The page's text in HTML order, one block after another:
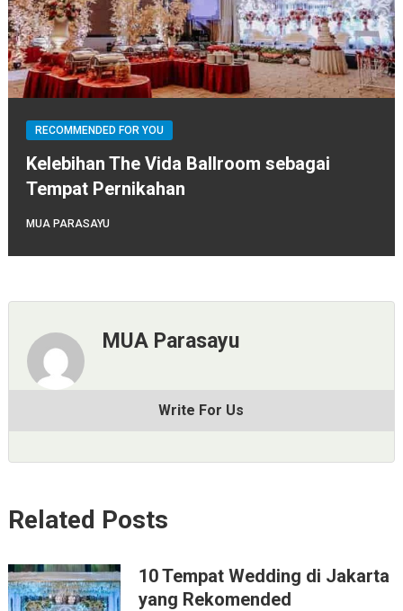
RECOMMENDED FOR YOU
Kelebihan The Vida Ballroom sebagai
Tempat Pernikahan
MUA PARASAYU
MUA Parasayu
Write For Us
Related Posts
10 Tempat Wedding di Jakarta
yang Rekomended